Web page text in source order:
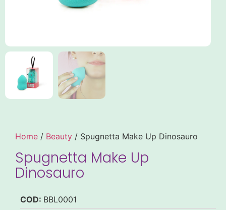
Home / Beauty / Spugnetta Make Up Dinosauro
Spugnetta Make Up
Dinosauro
COD: BBL0001